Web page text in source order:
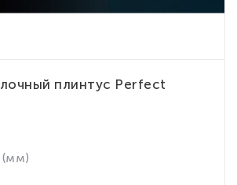
плинтус Perfect
(мм)